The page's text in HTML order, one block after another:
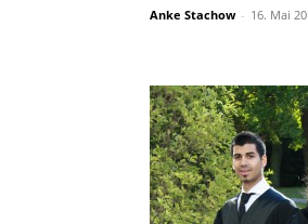
Anke Stachow - 16. Mai